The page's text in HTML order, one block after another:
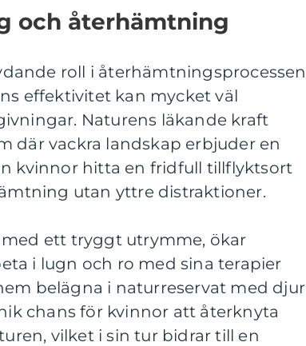
och återhämtning
roll i återhämtningsprocessen
effektivitet kan mycket väl
Naturens läkande kraft
där vackra landskap erbjuder en
kvinnor hitta en fridfull tillflyktsort
utan yttre distraktioner.
ett tryggt utrymme, ökar
i lugn och ro med sina terapier
belägna i naturreservat med djur
chans för kvinnor att återknyta
vilket i sin tur bidrar till en